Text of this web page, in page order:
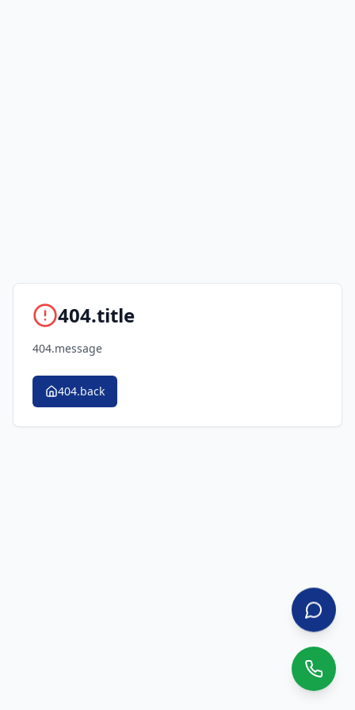
404.title
404.message
404.back